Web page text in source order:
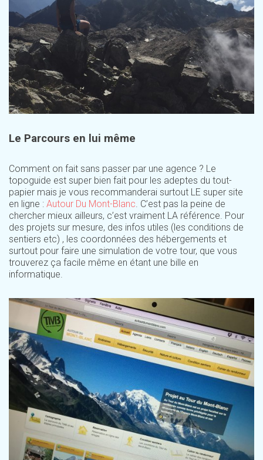
Le Parcours en lui même
Comment on fait sans passer par une agence ? Le
topoguide est super bien fait pour les adeptes du tout-
papier mais je vous recommanderai surtout LE super site
en ligne : Autour Du Mont-Blanc. C’est pas la peine de
chercher mieux ailleurs, c’est vraiment LA référence. Pour
des projets sur mesure, des infos utiles (les conditions de
sentiers etc) , les coordonnées des hébergements et
surtout pour faire une simulation de votre tour, que vous
trouverez ça facile même en étant une bille en
informatique.